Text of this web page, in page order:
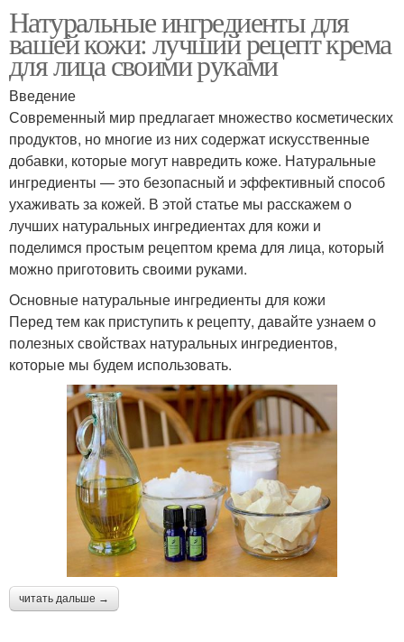
Натуральные ингредиенты для
вашей кожи: лучший рецепт крема
для лица своими руками
Введение
Современный мир предлагает множество косметических
продуктов, но многие из них содержат искусственные
добавки, которые могут навредить коже. Натуральные
ингредиенты — это безопасный и эффективный способ
ухаживать за кожей. В этой статье мы расскажем о
лучших натуральных ингредиентах для кожи и
поделимся простым рецептом крема для лица, который
можно приготовить своими руками.
Основные натуральные ингредиенты для кожи
Перед тем как приступить к рецепту, давайте узнаем о
полезных свойствах натуральных ингредиентов,
которые мы будем использовать.
читать дальше →